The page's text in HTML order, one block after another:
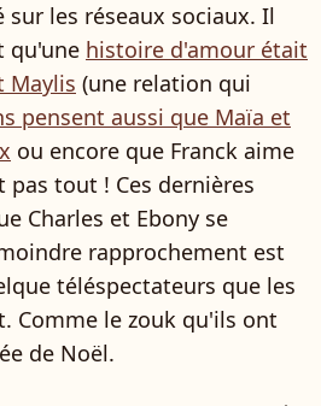
les réseaux sociaux. Il
qu'une histoire d'amour était
Maylis (une relation qui
pensent aussi que Maïa et
ou encore que Franck aime
pas tout ! Ces dernières
Charles et Ebony se
rapprochement est
téléspectateurs que les
Comme le zouk qu'ils ont
de Noël.